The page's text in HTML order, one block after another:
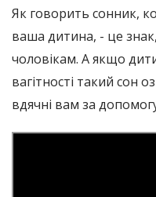
Як говорить сонник,
ваша дитина, - це
чоловікам. А якщо
вагітності такий сон
вдячні вам за